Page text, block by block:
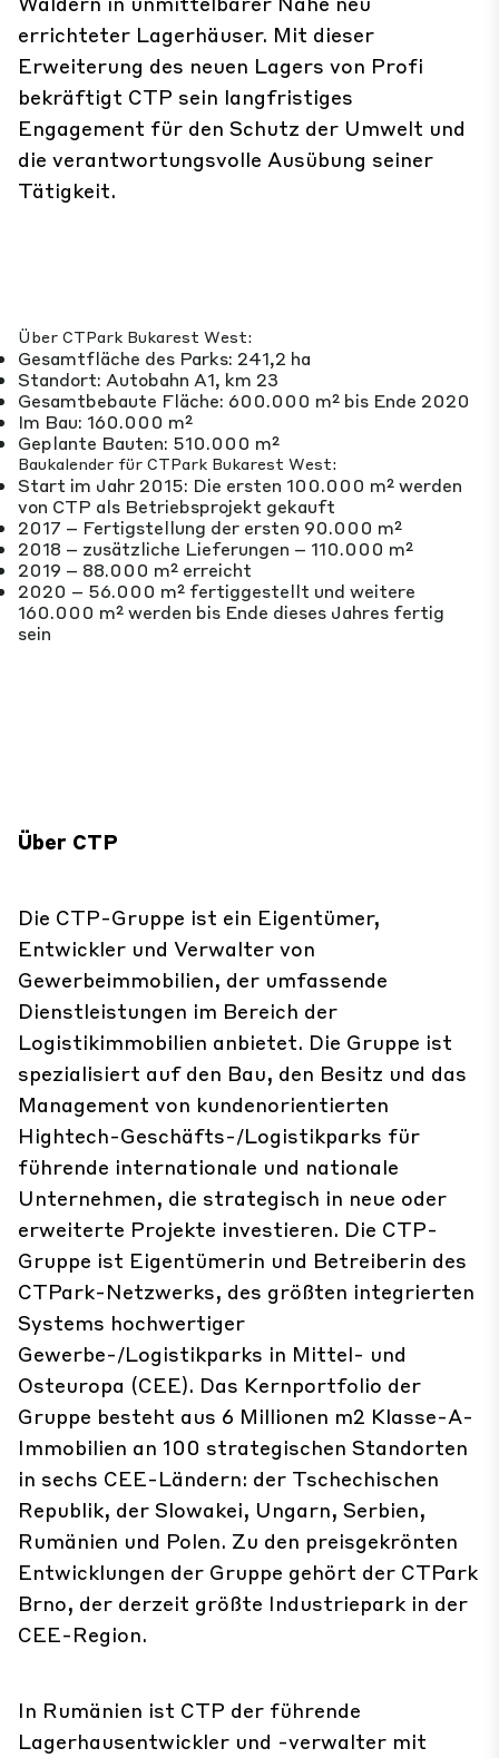
errichteter Lagerhäuser. Mit dieser
Erweiterung des neuen Lagers von Profi
bekräftigt CTP sein langfristiges
Engagement für den Schutz der Umwelt und
die verantwortungsvolle Ausübung seiner
Tätigkeit.
Über CTPark Bukarest West:
Gesamtfläche des Parks: 241,2 ha
Standort: Autobahn A1, km 23
Gesamtbebaute Fläche: 600.000 m² bis Ende 2020
Im Bau: 160.000 m²
Geplante Bauten: 510.000 m²
Baukalender für CTPark Bukarest West:
Start im Jahr 2015: Die ersten 100.000 m² werden
von CTP als Betriebsprojekt gekauft
2017 – Fertigstellung der ersten 90.000 m²
2018 – zusätzliche Lieferungen – 110.000 m²
2019 – 88.000 m² erreicht
2020 – 56.000 m² fertiggestellt und weitere
160.000 m² werden bis Ende dieses Jahres fertig
sein
Über CTP
Die CTP-Gruppe ist ein Eigentümer,
Entwickler und Verwalter von
Gewerbeimmobilien, der umfassende
Dienstleistungen im Bereich der
Logistikimmobilien anbietet. Die Gruppe ist
spezialisiert auf den Bau, den Besitz und das
Management von kundenorientierten
Hightech-Geschäfts-/Logistikparks für
führende internationale und nationale
Unternehmen, die strategisch in neue oder
erweiterte Projekte investieren. Die CTP-
Gruppe ist Eigentümerin und Betreiberin des
CTPark-Netzwerks, des größten integrierten
Systems hochwertiger
Gewerbe-/Logistikparks in Mittel- und
Osteuropa (CEE). Das Kernportfolio der
Gruppe besteht aus 6 Millionen m2 Klasse-A-
Immobilien an 100 strategischen Standorten
in sechs CEE-Ländern: der Tschechischen
Republik, der Slowakei, Ungarn, Serbien,
Rumänien und Polen. Zu den preisgekrönten
Entwicklungen der Gruppe gehört der CTPark
Brno, der derzeit größte Industriepark in der
CEE-Region.
In Rumänien ist CTP der führende
Lagerhausentwickler und -verwalter mit